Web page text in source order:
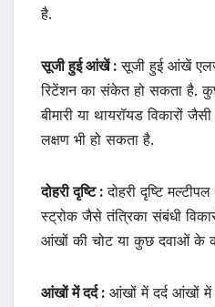
है.
सूजी हुई आंखें :सूजी हुई आंखें
रिटेंशन का संकेत हो सकता है.
बीमारी या थायरॉयड विकारों
लक्षण भी हो सकता है.
दोहरी दृष्टि :दोहरी दृष्टि
स्ट्रोक जैसे तंत्रिका संबंधी
आंखों की चोट या कुछ दवाओं के
आंखों में दर्द : आंखों में दर्द आंखों में